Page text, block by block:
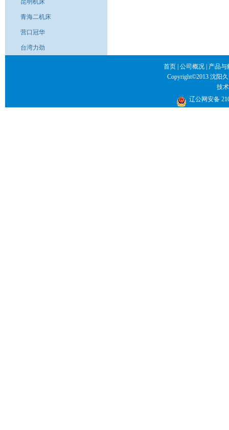
昆明机床
青海二机床
营口冠华
台湾力劲
首页 | 公司概况 | 产品与
Copyright©2013 沈阳
技
辽公网安备